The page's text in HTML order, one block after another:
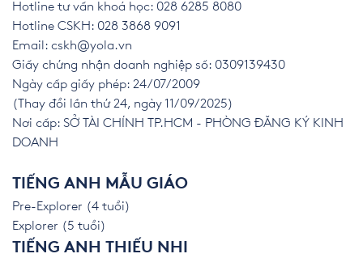
Hotline tư vấn khoá học: 028 6285 8080
Hotline CSKH: 028 3868 9091
Email: cskh@yola.vn
Giấy chứng nhận doanh nghiệp số: 0309139430
Ngày cấp giấy phép: 24/07/2009
(Thay đổi lần thứ 24, ngày 11/09/2025)
Nơi cấp: SỞ TÀI CHÍNH TP.HCM - PHÒNG ĐĂNG KÝ KINH
DOANH
TIẾNG ANH MẪU GIÁO
Pre-Explorer (4 tuổi)
Explorer (5 tuổi)
TIẾNG ANH THIẾU NHI